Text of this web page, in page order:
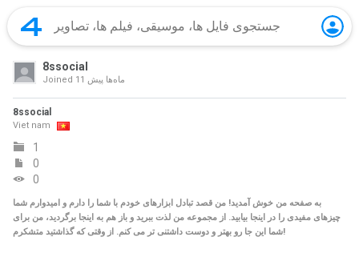
8ssocial
Joined 11 ماه‌ها پیش
8ssocial
Viet nam
1
0
0
به صفحه من خوش آمدید! من قصد تبادل ابزارهای خودم با شما را دارم و امیدوارم شما
چیزهای مفیدی را در اینجا بیابید. از مجموعه من لذت ببرید و باز هم به اینجا برگردید، من برای
شما این جا رو بهتر و دوست داشتنی تر می کنم. از وقتی که گذاشتید متشکرم!